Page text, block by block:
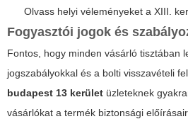
Olvass helyi véleményeket a XIII.
Fogyasztói jogok és
Fontos, hogy minden vásárló tisztában
jogszabályokkal és a bolti visszavételi
budapest 13 kerület üzleteknek
vásárlókat a termék biztonsági